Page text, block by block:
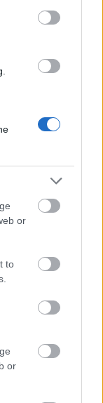
or
to
or
της
ένα σημαντικό
να
να
– στον
τεχνογνωσία
και
τη
που